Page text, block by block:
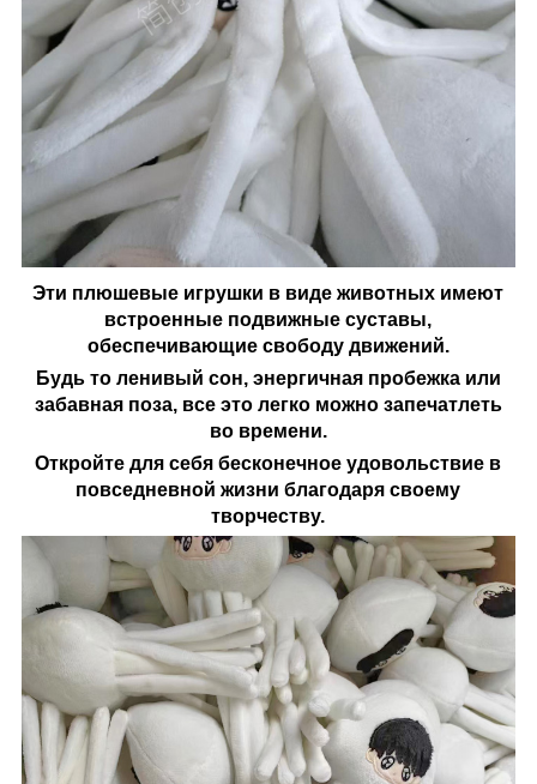
Эти плюшевые игрушки в виде животных имеют
встроенные подвижные суставы,
обеспечивающие свободу движений.
Будь то ленивый сон, энергичная пробежка или
забавная поза, все это легко можно запечатлеть
во времени.
Откройте для себя бесконечное удовольствие в
повседневной жизни благодаря своему
творчеству.